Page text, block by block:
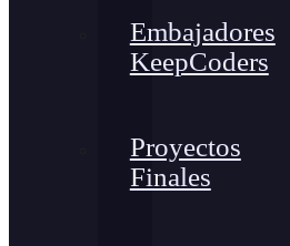
Embajadores
KeepCoders
Proyectos
Finales